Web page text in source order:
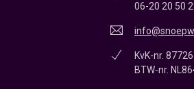
06-20 20 50
KvK-nr.
BTW-nr.